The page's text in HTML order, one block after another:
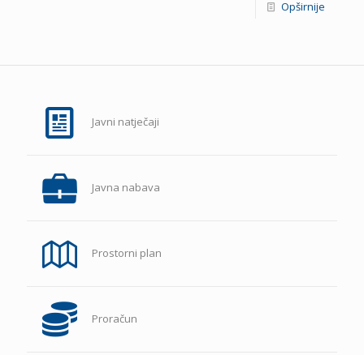
Opširnije
Javni natječaji
Javna nabava
Prostorni plan
Proračun